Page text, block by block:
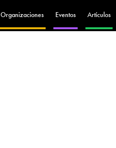
Organizaciones Eventos Artículos